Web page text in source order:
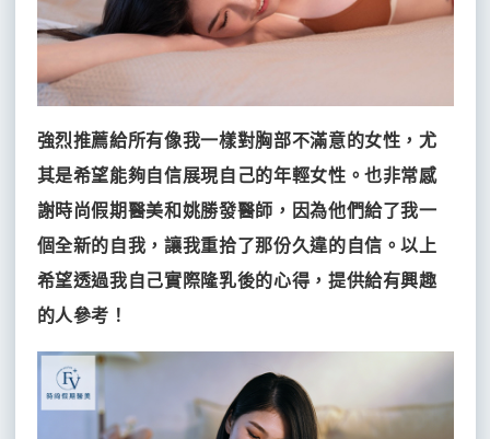
強烈推薦給所有像我一樣對胸部不滿意的女性，尤
其是希望能夠自信展現自己的年輕女性。也非常感
謝時尚假期醫美和姚勝發醫師，因為他們給了我一
個全新的自我，讓我重拾了那份久違的自信。以上
希望透過我自己實際隆乳後的心得，提供給有興趣
的人參考！